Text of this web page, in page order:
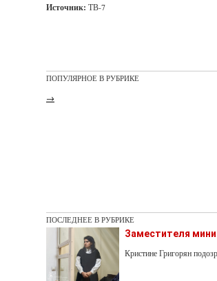
Источник: ТВ-7
ПОПУЛЯРНОЕ В РУБРИКЕ
→
ПОСЛЕДНЕЕ В РУБРИКЕ
Заместителя
Кристине Григорян